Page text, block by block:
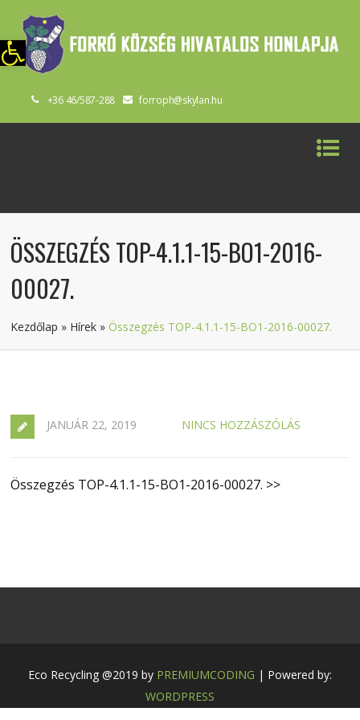
Eszköztár megnyitása
+36 46/587-288 forroph@skylan.hu
ÖSSZEGZÉS TOP-4.1.1-15-BO1-2016-
00027.
Kezdőlap » Hírek » Összegzés TOP-4.1.1-15-BO1-2016-00027.
JANUÁR 22, 2019 NINCS HOZZÁSZÓLÁS
Összegzés TOP-4.1.1-15-BO1-2016-00027. >>
Eco Recycling @2019 by PREMIUMCODING | Powered by:
WORDPRESS